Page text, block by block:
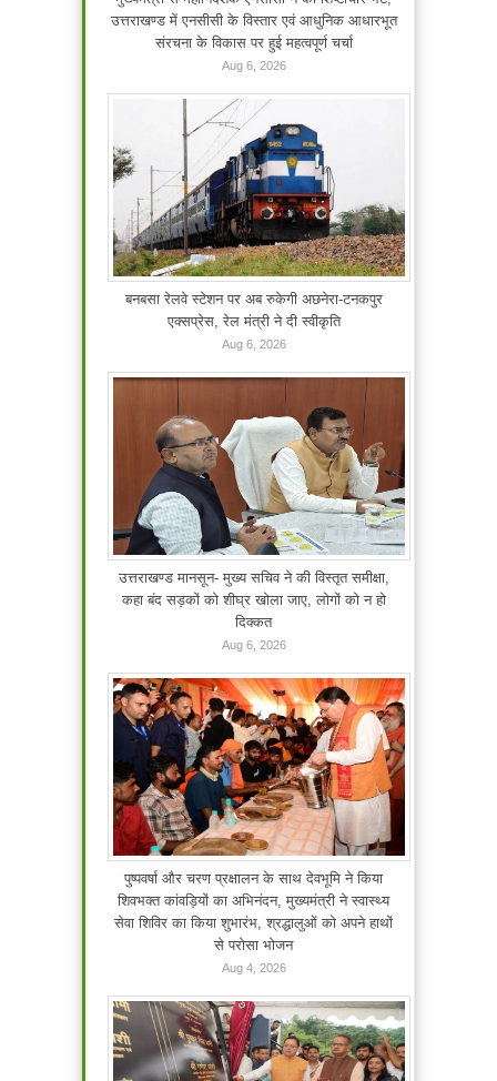
उत्तराखण्ड में एनसीसी के विस्तार एवं आधुनिक आधारभूत
संरचना के विकास पर हुई महत्वपूर्ण चर्चा
Aug 6, 2026
बनबसा रेलवे स्टेशन पर अब रुकेगी अछनेरा-टनकपुर
एक्सप्रेस, रेल मंत्री ने दी स्वीकृति
Aug 6, 2026
उत्तराखण्ड मानसून- मुख्य सचिव ने की विस्तृत समीक्षा,
कहा बंद सड़कों को शीघ्र खोला जाए, लोगों को न हो
दिक्कत
Aug 6, 2026
पुष्पवर्षा और चरण प्रक्षालन के साथ देवभूमि ने किया
शिवभक्त कांवड़ियों का अभिनंदन, मुख्यमंत्री ने स्वास्थ्य
सेवा शिविर का किया शुभारंभ, श्रद्धालुओं को अपने हाथों
से परोसा भोजन
Aug 4, 2026